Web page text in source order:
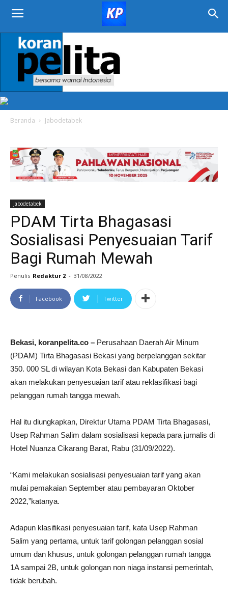
KORAN
PELITA
Beranda Jabodetabek
Jabodetabek
PDAM Tirta Bhagasasi
Sosialisasi Penyesuaian Tarif
Bagi Rumah Mewah
Penulis Redaktur 2 - 31/08/2022
Facebook Twitter
Bekasi, koranpelita.co – Perusahaan Daerah Air Minum
(PDAM) Tirta Bhagasasi Bekasi yang berpelanggan sekitar
350. 000 SL di wilayan Kota Bekasi dan Kabupaten Bekasi
akan melakukan penyesuaian tarif atau reklasifikasi bagi
pelanggan rumah tangga mewah.
Hal itu diungkapkan, Direktur Utama PDAM Tirta Bhagasasi,
Usep Rahman Salim dalam sosialisasi kepada para jurnalis di
Hotel Nuanza Cikarang Barat, Rabu (31/09/2022).
“Kami melakukan sosialisasi penyesuaian tarif yang akan
mulai pemakaian September atau pembayaran Oktober
2022,”katanya.
Adapun klasifikasi penyesuaian tarif, kata Usep Rahman
Salim yang pertama, untuk tarif golongan pelanggan sosial
umum dan khusus, untuk golongan pelanggan rumah tangga
1A sampai 2B, untuk golongan non niaga instansi pemerintah,
tidak berubah.